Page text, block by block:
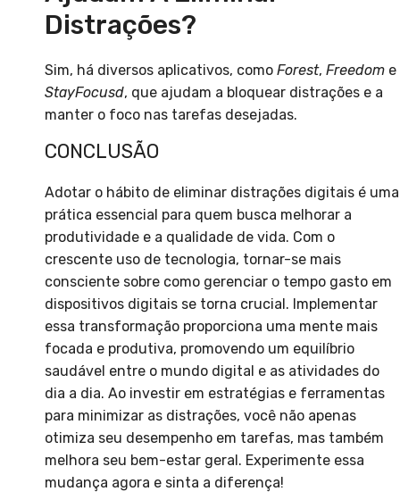
Distrações?
Sim, há diversos aplicativos, como Forest, Freedom e
StayFocusd, que ajudam a bloquear distrações e a
manter o foco nas tarefas desejadas.
CONCLUSÃO
Adotar o hábito de eliminar distrações digitais é uma
prática essencial para quem busca melhorar a
produtividade e a qualidade de vida. Com o
crescente uso de tecnologia, tornar-se mais
consciente sobre como gerenciar o tempo gasto em
dispositivos digitais se torna crucial. Implementar
essa transformação proporciona uma mente mais
focada e produtiva, promovendo um equilíbrio
saudável entre o mundo digital e as atividades do
dia a dia. Ao investir em estratégias e ferramentas
para minimizar as distrações, você não apenas
otimiza seu desempenho em tarefas, mas também
melhora seu bem-estar geral. Experimente essa
mudança agora e sinta a diferença!